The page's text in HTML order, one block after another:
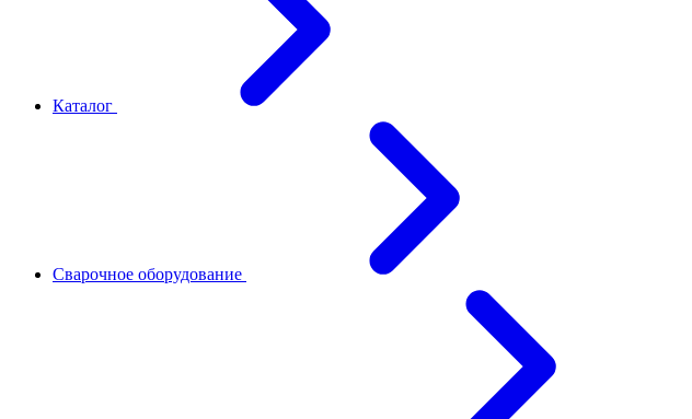
Каталог
Сварочное оборудование